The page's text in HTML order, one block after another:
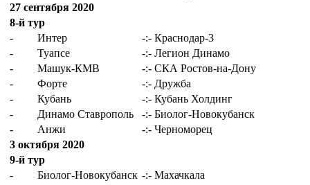
27 сентября 2020
8-й тур
-
Интер -:- Краснодар-3
-
Туапсе -:- Легион Динамо
-
Машук-КМВ -:- СКА Ростов-на-Дону
-
Форте -:- Дружба
-
Кубань -:- Кубань Холдинг
-
Динамо Ставрополь -:- Биолог-Новокубанск
-
Анжи -:- Черноморец
3 октября 2020
9-й тур
-
Биолог-Новокубанск -:- Махачкала